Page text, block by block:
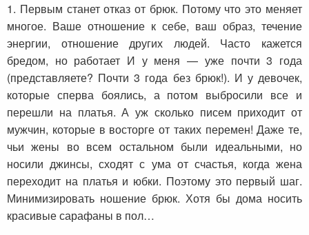
1. Первым станет отказ от брюк. Потому что это меняет
многое. Ваше отношение к себе, ваш образ, течение
энергии, отношение других людей. Часто кажется
бредом, но работает И у меня — уже почти 3 года
(представляете? Почти 3 года без брюк!). И у девочек,
которые сперва боялись, а потом выбросили все и
перешли на платья. А уж сколько писем приходит от
мужчин, которые в восторге от таких перемен! Даже те,
чьи жены во всем остальном были идеальными, но
носили джинсы, сходят с ума от счастья, когда жена
переходит на платья и юбки. Поэтому это первый шаг.
Минимизировать ношение брюк. Хотя бы дома носить
красивые сарафаны в пол…